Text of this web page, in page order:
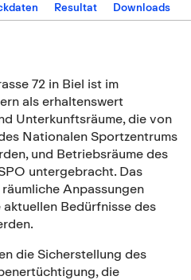
Resultat Downloads
72 in Biel ist im
als erhaltenswert
Unterkunftsräume, die von
Nationalen Sportzentrums
und Betriebsräume des
untergebracht. Das
Anpassungen
Bedürfnisse des
die Sicherstellung des
die